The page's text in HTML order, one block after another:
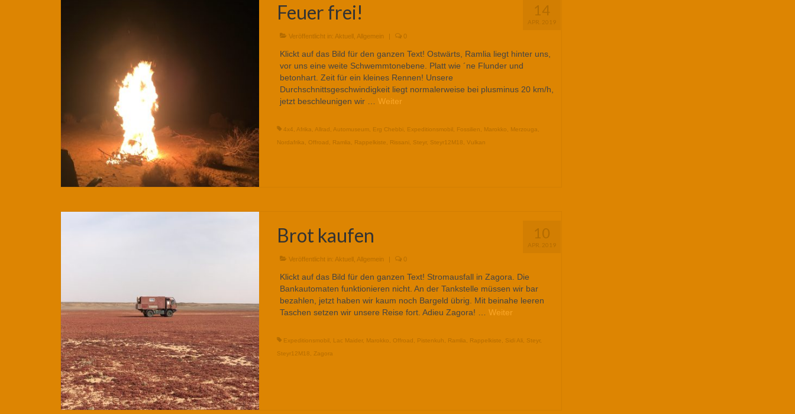
14
APR. 2019
Feuer frei!
Veröffentlicht in: Aktuell Allgemein 0
Klickt auf das Bild für den ganzen Text! Ostwärts, Ramlia liegt hinter uns,
vor uns eine weite Schwemmtonebene. Platt wie ´ne Flunder und
betonhart. Zeit für ein kleines Rennen! Unsere
Durchschnittsgeschwindigkeit liegt normalerweise bei plusminus 20 km/h,
jetzt beschleunigen wir … Weiter
4x4, Afrika, Allrad, Automuseum, Erg Chebbi , Expeditionsmobil , Fossilien, Marokko, Merzouga,
Nordafrika, Offroad, Ramlia, Rappelkiste, Rissani , Steyr, Steyr12M18, Vulkan
10
APR. 2019
Brot kaufen
Veröffentlicht in: Aktuell, Allgemein | 0
Klickt auf das Bild für den ganzen Text! Stromausfall in Zagora. Die
Bankautomaten funktionieren nicht. An der Tankstelle müssen wir bar
bezahlen, jetzt haben wir kaum noch Bargeld übrig. Mit beinahe leeren
Taschen setzen wir unsere Reise fort. Adieu Zagora! … Weiter
Expeditionsmobil Lac Maider, Marokko Offroad Pistenkuh Ramlia Rappelkiste Sidi Ali Steyr,
Steyr12M18
Zagora